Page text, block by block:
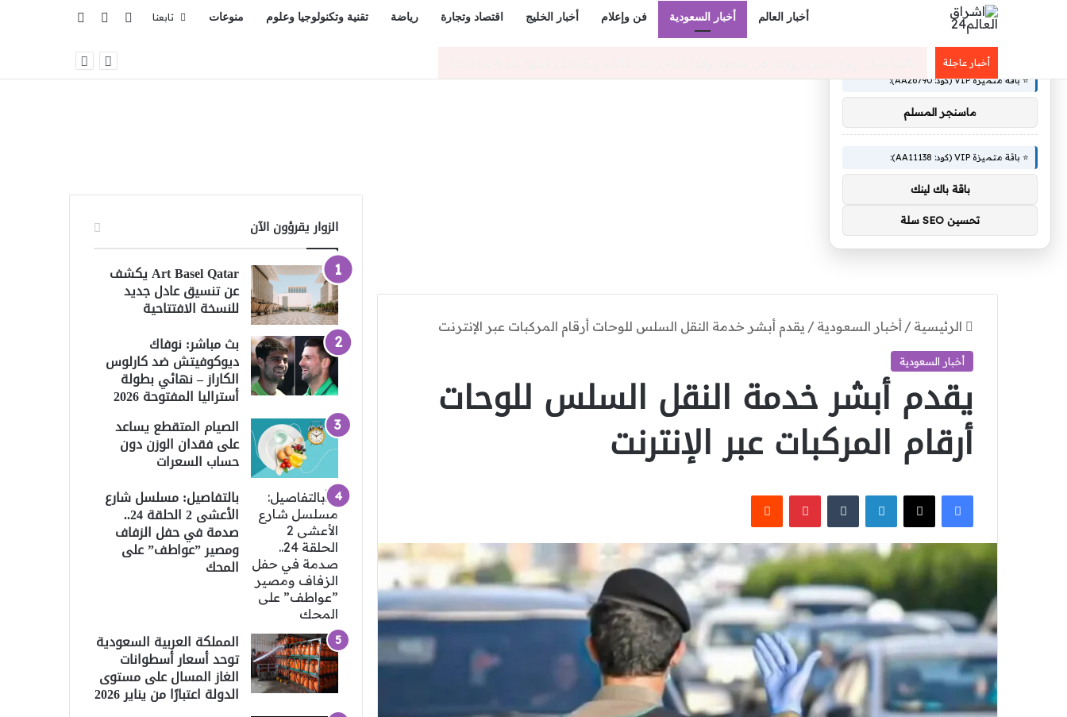
أخبار العالم أخبار السعودية فن وإعلام أخبار الخليج اقتصاد وتجارة رياضة تقنية وتكنولوجيا وعلوم منوعات تابعنا تسجيل الدخول
إضافة عمود
أخبار عاجلة
الرئيسية / أخبار السعودية / يقدم أبشر خدمة النقل السلس للوحات أرقام المركبات عبر الإنترنت
أخبار السعودية
يقدم أبشر خدمة النقل السلس للوحات
أرقام المركبات عبر الإنترنت
فيسبوك
‫X لينكدإن بينتيريست
الزوار يقرؤون الآن
Art Basel Qatar يكشف
عن تنسيق عادل جديد
للنسخة الافتتاحية
بث مباشر: نوفاك
ديوكوفيتش ضد كارلوس
الكاراز – نهائي بطولة
أستراليا المفتوحة 2026
الصيام المتقطع يساعد
على فقدان الوزن دون
حساب السعرات
بالتفاصيل: مسلسل شارع
الأعشى 2 الحلقة 24..
صدمة في حفل الزفاف
ومصير ”عواطف” على
المحك
المملكة العربية السعودية
توحد أسعار أسطوانات
الغاز المسال على مستوى
الدولة اعتبارًا من يناير 2026
⭐ باقة متميزة VIP (كود: AA26790):
ماسنجر المسلم
⭐ باقة متميزة VIP (كود: AA11138):
باقة باك لينك
تحسين SEO سلة